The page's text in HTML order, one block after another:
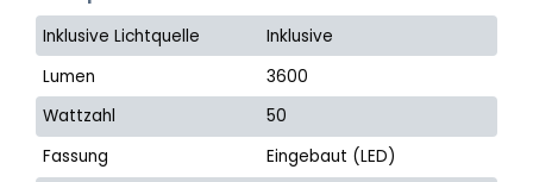
Inklusive Lichtquelle
Inklusive
Lumen
3600
Wattzahl
50
Fassung
Eingebaut (LED)